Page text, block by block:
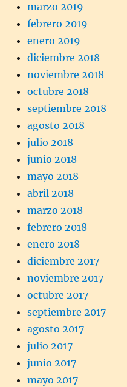
marzo 2019
febrero 2019
enero 2019
diciembre 2018
noviembre 2018
octubre 2018
septiembre 2018
agosto 2018
julio 2018
junio 2018
mayo 2018
abril 2018
marzo 2018
febrero 2018
enero 2018
diciembre 2017
noviembre 2017
octubre 2017
septiembre 2017
agosto 2017
julio 2017
junio 2017
mayo 2017